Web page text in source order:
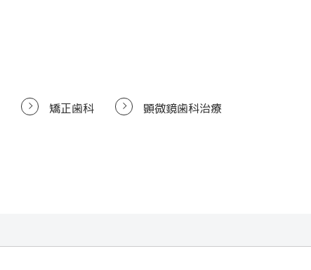
矯正歯科 顕微鏡歯科治療